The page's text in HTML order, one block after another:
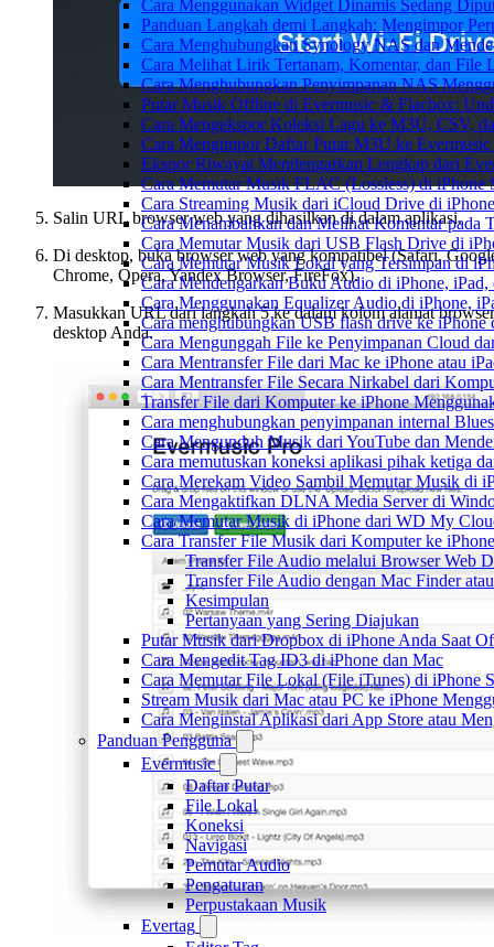
Cara Menggunakan Widget Dinamis Sedang
Panduan Langkah demi Langkah: Mengimpor
Cara Menghubungkan Synology NAS dan
Cara Melihat Lirik Tertanam, Komentar, dan
Cara Menghubungkan Penyimpanan NAS
Putar Musik Offline di Evermusic & Flacbox:
Cara Mengekspor Koleksi Lagu ke M3U, CSV,
Cara Mengimpor Daftar Putar M3U ke
Ekspor Riwayat Mendengarkan Lengkap dari
Cara Memutar Musik FLAC (Lossless) di iPhone
Cara Streaming Musik dari iCloud Drive di
Cara Menambahkan dan Melihat Komentar pada
Cara Memutar Musik dari USB Flash Drive di
Cara Memutar Musik Lokal yang Tersimpan di
Cara Mendengarkan Buku Audio di iPhone,
Cara Menggunakan Equalizer Audio di iPhone,
Cara menghubungkan USB flash drive ke
Cara Mengunggah File ke Penyimpanan Cloud
Cara Mentransfer File dari Mac ke iPhone atau
Cara Mentransfer File Secara Nirkabel dari
Transfer File dari Komputer ke iPhone
Cara menghubungkan penyimpanan internal
Cara Mengunduh Musik dari YouTube dan
Cara memutuskan koneksi aplikasi pihak ketiga
Cara Merekam Video Sambil Memutar Musik di
Cara Mengaktifkan DLNA Media Server di
Cara Memutar Musik di iPhone dari WD My
Cara Transfer File Musik dari Komputer ke
Transfer File Audio melalui Browser Web
Transfer File Audio dengan Mac Finder
Kesimpulan
Pertanyaan yang Sering Diajukan
Putar Musik dari Dropbox di iPhone Anda Saat
Cara Mengedit Tag ID3 di iPhone dan Mac
Cara Memutar File Lokal (File iTunes) di iPhone
Stream Musik dari Mac atau PC ke iPhone
Cara Menginstal Aplikasi dari App Store atau
Panduan Pengguna
Evermusic
Daftar Putar
File Lokal
Koneksi
Navigasi
Pemutar Audio
Pengaturan
Perpustakaan Musik
Evertag
Salin URL browser web yang dihasilkan di dalam aplikasi.
Di desktop, buka browser web yang kompatibel (Safari,
Chrome, Opera, Yandex Browser, FireFox).
Masukkan URL dari langkah 5 ke dalam kolom alamat browser
desktop Anda.